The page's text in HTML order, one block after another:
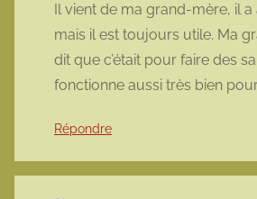
Il vient de ma grand-mère, il
mais il est toujours utile. Ma
dit que c’était pour faire des
fonctionne aussi très bien
Répondre